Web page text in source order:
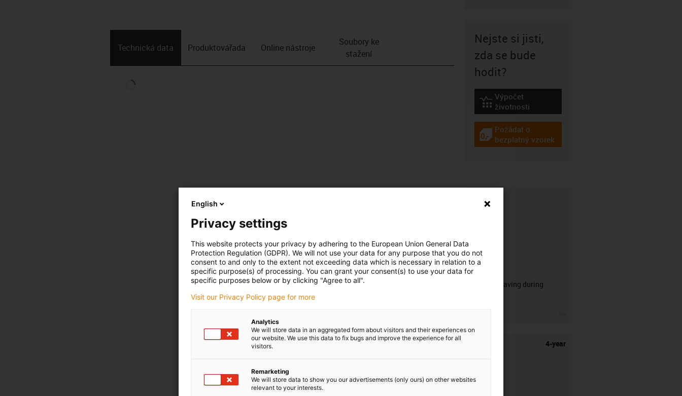
Technická data Produktová­řada Online nástroje
Soubory ke
stažení
Nejste si jisti,
zda se bude
hodit?
igus-icon-lebensdauerrechner
Výpočet
životnosti
igus-icon-gratismuster
Požádat o
bezplatný vzorek
CFRIP®
50% time saving during
4-year
English
Privacy settings
This website protects your privacy by adhering to the European Union General Data
Protection Regulation (GDPR). We will not use your data for any purpose that you do not
consent to and only to the extent not exceeding data which is necessary in relation to a
specific purpose(s) of processing. You can grant your consent(s) to use your data for
specific purposes below or by clicking "Agree to all".
Visit our Privacy Policy page for more
Analytics
We will store data in an aggregated form about visitors and their experiences on
our website. We use this data to fix bugs and improve the experience for all
visitors.
Remarketing
We will store data to show you our advertisements (only ours) on other websites
relevant to your interests.